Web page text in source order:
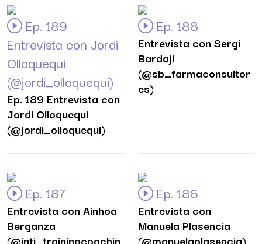
Ep. 189
Entrevista con Jordi
Olloquequi
(@jordi_olloquequi)
Ep. 189 Entrevista con
Jordi Olloquequi
(@jordi_olloquequi)
Ep. 188
Entrevista con Sergi
Bardají
(@sb_farmaconsultor
es)
Ep. 187
Entrevista con Ainhoa
Berganza
(@inti_trainingcoachin
Ep. 186
Entrevista con
Manuela Plasencia
(@manuelaplasencia)